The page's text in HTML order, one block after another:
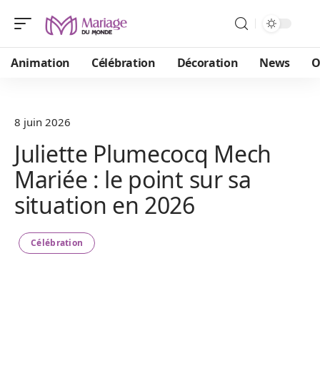
Animation Célébration Décoration News
8 juin 2026
Juliette Plumecocq Mech
Mariée : le point sur sa
situation en 2026
Célébration